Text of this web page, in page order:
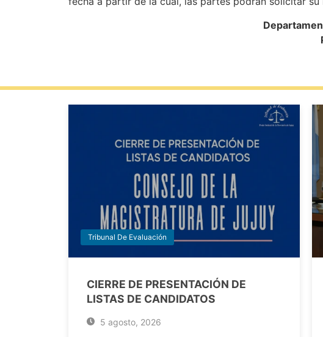
Tribunal De Evaluación
CIERRE DE PRESENTACIÓN DE
LISTAS DE CANDIDATOS
5 agosto, 2026